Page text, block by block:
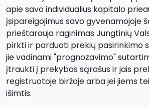
apie savo individualius kapitalo
įsipareigojimus savo gyvenamojoje
prieštarauja raginimas Jungtinių
pirkti ir parduoti prekių pasirinkimo
jie vadinami "prognozavimo"
įtraukti į prekybos sąrašus ir jais
registruotoje biržoje arba jei jiems
išimtis.